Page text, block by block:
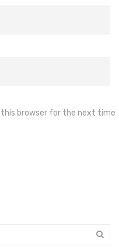
this browser for the next time